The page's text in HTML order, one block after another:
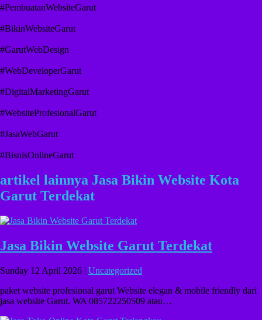
#PembuatanWebsiteGarut
#BikinWebsiteGarut
#GarutWebDesign
#WebDeveloperGarut
#DigitalMarketingGarut
#WebsiteProfesionalGarut
#JasaWebGarut
#BisnisOnlineGarut
artikel lainnya Jasa Bikin Website Kota
Garut Terdekat
Jasa Bikin Website Garut Terdekat
Sunday 12 April 2026 | Uncategorized
paket website profesional garut Website elegan & mobile friendly dari
jasa website Garut. WA 085722250509 atau…